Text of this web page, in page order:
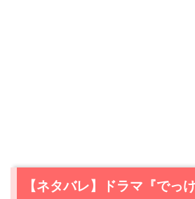
【ネタバレ】ドラマ『でっ